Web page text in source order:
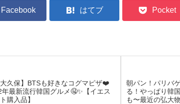
Facebook はてブ Pocket
大久保】BTSも好きなコグマピザ❤️
年最新流行韓国グルメ🤤✨【イエス
購入品】
朝パン！パリバ
る！やっぱり韓
も〜最近の弘大